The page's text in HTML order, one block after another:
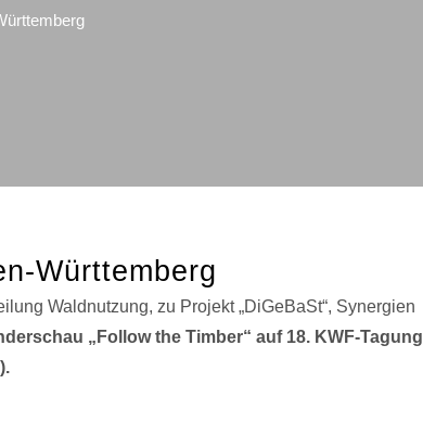
Württemberg
Waldnutzung, zu Projekt „DiGeBaSt“, Synergien
„Follow the Timber“ auf 18. KWF-Tagung